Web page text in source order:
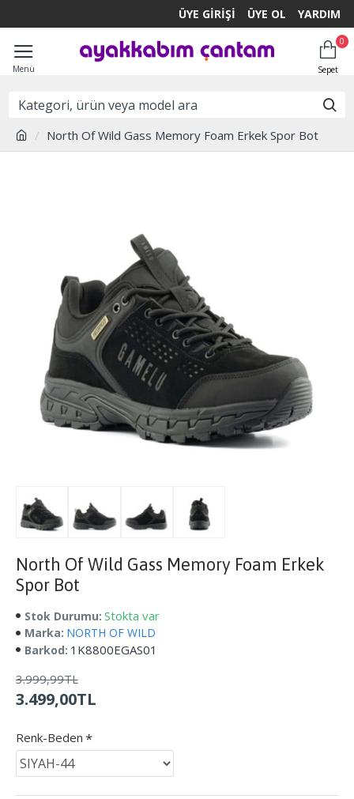
ÜYE GIRIŞI ÜYE OL YARDIM
0
North Of Wild Gass Memory Foam Erkek Spor Bot
North Of Wild Gass Memory Foam Erkek
Spor Bot
Stok Durumu: Stokta var
Marka: NORTH OF WILD
Barkod: 1K8800EGAS01
3.499,00TL
3.999,99TL
Renk-Beden